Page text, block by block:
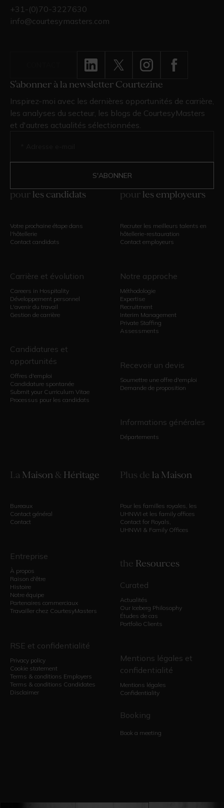
+31-(0)70-3227630
info@courtesymasters.com
S'abonner à la newsletter Courtezine
Inspirez-moi avec les dernières opportunités de carrière,
les analyses du secteur, les blogs de CourtesyMasters
et d'autres actualités sélectionnées.
pour les candidats
Votre prochaine étape dans
l'hôtellerie
Contact candidats
Carrière et évolution
Careers in Hospitality
Développement personnel
L'avenir du travail
Gestion de carrière
Candidatures et
opportunités
Offres d'emploi
Candidature spontanée
Submit your Curriculum Vitae
Processus pour les candidats
pour les employeurs
Recruter les meilleurs talents en
hôtellerie-restauration
Contact employeurs
Notre approche
Méthodologie
Expertise
Recruitment
Interim Management
Private Staffing
Assessments
Recevoir un devis
Soumettre une offre d'emploi
Demande de proposition
Informations générales
Départements
La Maison & Héritage
Bureaux
Contact général
Contact
Entreprise
À propos
Raison d'être
Histoire
Notre équipe
Partenaires commerciaux
Travailler chez CourtesyMasters
RSE et confidentialité
Privacy policy
Cookie statement
Terms & conditions Employers
Terms & conditions Candidates
Disclaimer
Plus de la Maison
Pour les familles royales, les
UHNWI et les family offices
Contact for Royals,
UHNWI & Family Offices
the Resources
Curated
Actualités
Our Iceberg Philosophy
Études de cas
Portfolio Clients
Mentions légales et
confidentialité
Mentions légales
Confidentiality
Booking
Book a meeting